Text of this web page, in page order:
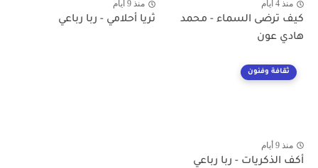
منذ 4 أيام
كيف ترضى السماء - محمد
هادي عون
منذ 9 أيام
ثريا أحلامي - ربا رباعي
ثقافة وفنون
منذ 9 أيام
أكف الذكريات - ربا رباعي